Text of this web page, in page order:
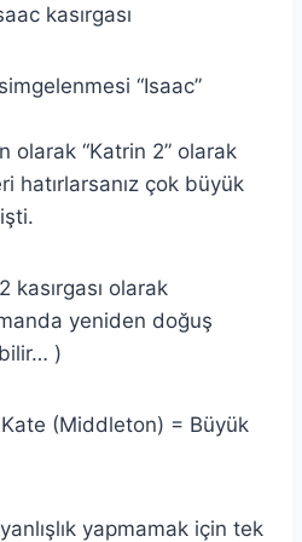
kasırgası
“Isaac”
olarak “Katrin 2” olarak
hatırlarsanız çok büyük
kasırgası olarak
yeniden doğuş
)
(Middleton) = Büyük
yapmamak için tek